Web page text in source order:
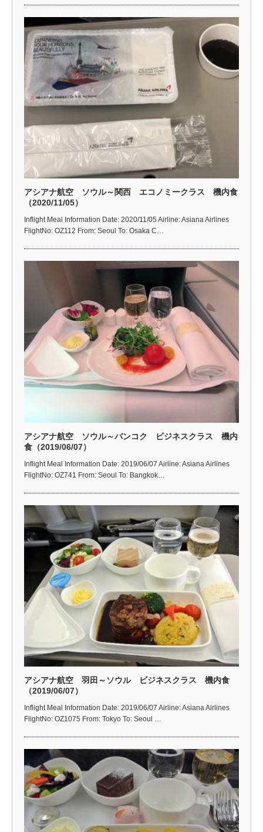
アシアナ航空 ソウル～関西 エコノミークラス 機内食
（2020/11/05）
Inflight Meal Information Date: 2020/11/05 Airline: Asiana Airlines
FlightNo: OZ112 From: Seoul To: Osaka C…
アシアナ航空 ソウル～バンコク ビジネスクラス 機内
食（2019/06/07）
Inflight Meal Information Date: 2019/06/07 Airline: Asiana Airlines
FlightNo: OZ741 From: Seoul To: Bangkok…
アシアナ航空 羽田～ソウル ビジネスクラス 機内食
（2019/06/07）
Inflight Meal Information Date: 2019/06/07 Airline: Asiana Airlines
FlightNo: OZ1075 From: Tokyo To: Seoul …